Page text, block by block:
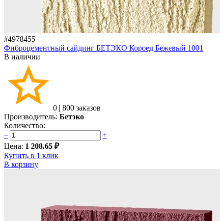
#4978455
Фиброцементный сайдинг БЕТЭКО Короед Бежевый 1001
В наличии
0 | 800 заказов
Производитель: Бетэко
Количество:
–
+
Цена: 1 208.65 ₽
Купить в 1 клик
В корзину